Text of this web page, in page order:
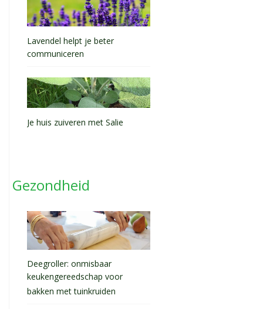
Lavendel helpt je beter
communiceren
Je huis zuiveren met Salie
Gezondheid
Deegroller: onmisbaar
keukengereedschap voor
bakken met tuinkruiden